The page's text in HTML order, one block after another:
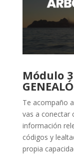
Módulo
Te acompaño
vas a conectar
información
códigos y
propia